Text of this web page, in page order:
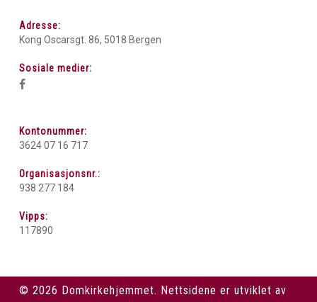
Adresse:
Kong Oscarsgt. 86, 5018 Bergen
Sosiale medier:
Kontonummer:
3624 07 16 717
Organisasjonsnr.:
938 277 184
Vipps:
117890
© 2026 Domkirkehjemmet. Nettsidene er utviklet av